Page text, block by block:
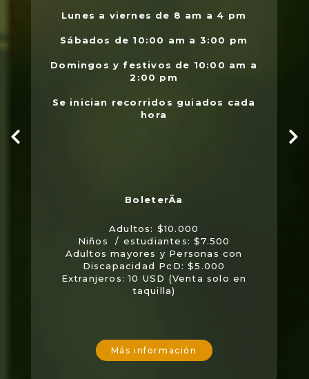
Lunes a viernes de 8 am a 4 pm
Sábados de 10:00 am a 3:00 pm
Domingos y festivos de 10:00 am a
2:00 pm
Se inician recorridos guiados cada
hora
Adultos: $10.000
Niños / estudiantes: $7.500
Adultos mayores y Personas con
Discapacidad PcD: $5.000
Extranjeros: 10 USD (Venta solo en
taquilla)
Más información